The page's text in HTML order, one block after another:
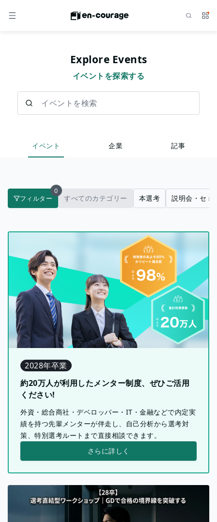
メニュー サ
Explore Events
イベントを探索する
イベント 企業 記事
フィルター
0
すべてのカテゴリー 本選考 説明会・セミ
2028年卒業
約20万人が利用したメンター制度、ぜひご活用
ください!
外資・総合商社・デベロッパー・IT・金融などで内定実
績を持つ先輩メンターが伴走し、自己分析から選考対
策、特別選考ルートまで直接相談できます。
さらに詳しく